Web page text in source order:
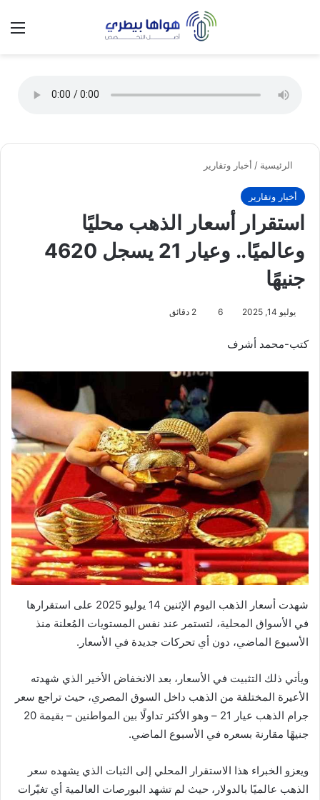
الوضع
الرئيسية / أخبار وتقارير
أخبار وتقارير
استقرار أسعار الذهب محليًا
وعالميًا.. وعيار 21 يسجل 4620
جنيهًا
يوليو 14, 2025 6
كتب-محمد أشرف
شهدت أسعار الذهب اليوم الإثنين 14 يوليو 2025 على استقرارها
في الأسواق المحلية، لتستمر عند نفس المستويات المُعلنة منذ
الأسبوع الماضي، دون أي تحركات جديدة في الأسعار.
ويأتي ذلك التثبيت في الأسعار، بعد الانخفاض الأخير الذي شهدته
الأعيرة المختلفة من الذهب داخل السوق المصري، حيث تراجع سعر
جرام الذهب عيار 21 – وهو الأكثر تداولًا بين المواطنين – بقيمة 20
جنيهًا مقارنة بسعره في الأسبوع الماضي.
ويعزو الخبراء هذا الاستقرار المحلي إلى الثبات الذي يشهده سعر
الذهب عالميًا بالدولار، حيث لم تشهد البورصات العالمية أي تغيّرات